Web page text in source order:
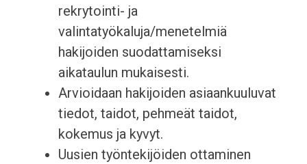
rekrytointi- ja
valintatyökaluja/menetelmiä
hakijoiden suodattamiseksi
aikataulun mukaisesti.
Arvioidaan hakijoiden asiaankuuluvat
tiedot, taidot, pehmeät taidot,
kokemus ja kyvyt.
Uusien työntekijöiden ottaminen